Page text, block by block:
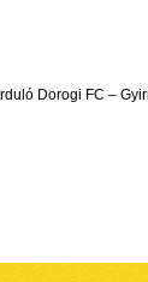
Dorogi FC –